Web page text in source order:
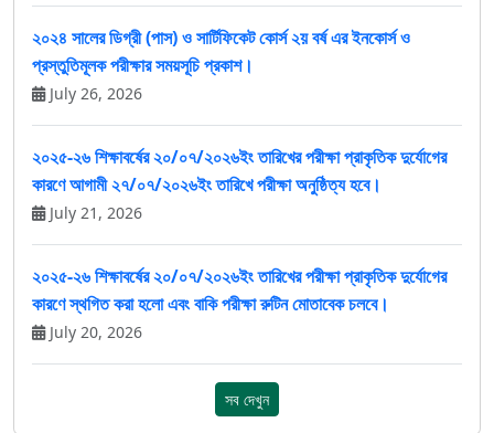
২০২৪ সালের ডিগ্রী (পাস) ও সার্টিফিকেট কোর্স ২য় বর্ষ এর ইনকোর্স ও
প্রস্তুতিমূলক পরীক্ষার সময়সূচি প্রকাশ।
July 26, 2026
২০২৫-২৬ শিক্ষাবর্ষের ২০/০৭/২০২৬ইং তারিখের পরীক্ষা প্রাকৃতিক দুর্যোগের
কারণে আগামী ২৭/০৭/২০২৬ইং তারিখে পরীক্ষা অনুষ্ঠিত্য হবে।
July 21, 2026
২০২৫-২৬ শিক্ষাবর্ষের ২০/০৭/২০২৬ইং তারিখের পরীক্ষা প্রাকৃতিক দুর্যোগের
কারণে স্থগিত করা হলো এবং বাকি পরীক্ষা রুটিন মোতাবেক চলবে।
July 20, 2026
সব দেখুন